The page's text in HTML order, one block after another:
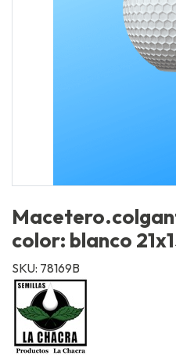
color: blanco
SKU: 78169B